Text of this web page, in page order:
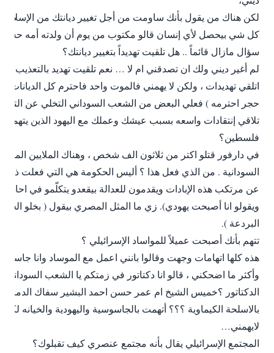
لكن هناك من يقول بأنك ساومت من أجل تغيير ديانتك من الإسلامية
كل شي بيحصل لأي إنسان قالو مكتوب من يوم أن ولدته أمه حسب
سؤال مازال قائماً .. هل تلقيت تهديداً بتغيير ديانتك؟
لم أغير ديني ولك ان تصدقني ام لا … نعم تلقيت تهديد بالتعذيب
اتلقي تهديدات ، ولكن لا يهمني فالموت واحد فاحترم كل الديانات
حجر احترمه ) فعلي البعض من الشعب السوداني التخلي عن
تلاقي إنتقادات واسعه بسبب عيشك وعملك مع اليهود الذين
فلسطين؟
في دارفور قتلو اكتر من ثلاثون الف شخص ، وهناك الملايين
السودانية . من الذي فعل هذا ؟ أليس الحكومة هي التي فعلت ذلك
عن مرتكب هذه الإبادات ويقدمون للعدالة بيقعدو يتكلّمو في
ويقولو انا أصبحت يهودي). زي ما المثل المصري بيقول ( بخلو
البردعة ).
تتهم بأنك أصبحت عميلاً للمواساد الإسرائيلي ؟
هذه كلها اتهامات وجهت وقالوا بانني اعمل مع الموساد وانا
وأكثر ما اضحكني ، قالو انا دكتاتور في زمتكم يا الشعب السوداني
الدكتاتور ؟خميس الشيخ ام عمر حسن احمد البشير سفاك الدماء
بالاسلحة الكيماوية ؟؟؟ أتهمت بالجاسوسية واليهودية والخيانه
لايهمني…
المجتمع الإسرائيلي يقال بأنه مجتمع عنصري كيف تقبلوك؟